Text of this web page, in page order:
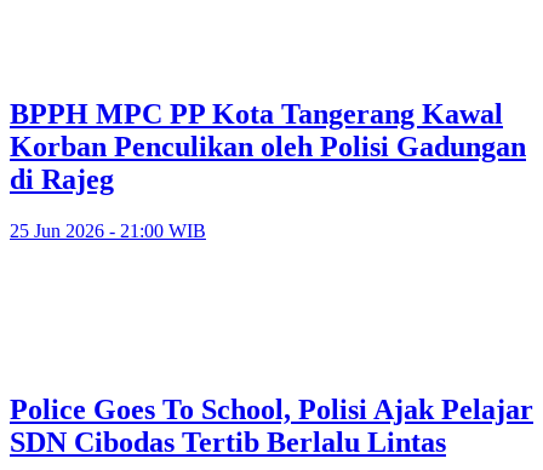
BPPH MPC PP Kota Tangerang Kawal
Korban Penculikan oleh Polisi Gadungan
di Rajeg
25 Jun 2026 - 21:00 WIB
Police Goes To School, Polisi Ajak Pelajar
SDN Cibodas Tertib Berlalu Lintas